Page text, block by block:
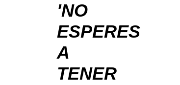
'NO
ESPERES
A
TENER